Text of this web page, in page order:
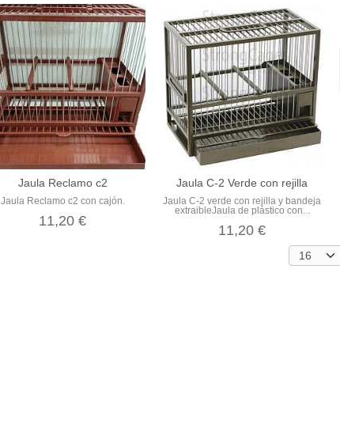
Jaula Reclamo c2
Jaula Reclamo c2 con cajón.
11,20 €
Jaula C-2 Verde con rejilla
Jaula C-2 verde con rejilla y bandeja
extraibleJaula de plástico con...
11,20 €